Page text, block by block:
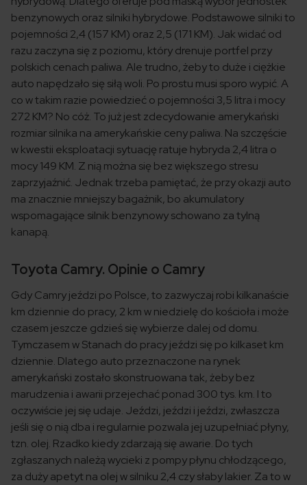
benzynowych oraz silniki hybrydowe. Podstawowe silniki to
pojemności 2,4 (157 KM) oraz 2,5 (171 KM). Jak widać od
razu zaczyna się z poziomu, który drenuje portfel przy
polskich cenach paliwa. Ale trudno, żeby to duże i ciężkie
auto napędzało się siłą woli. Po prostu musi sporo wypić. A
co w takim razie powiedzieć o pojemności 3,5 litra i mocy
272 KM? No cóż. To już jest zdecydowanie amerykański
rozmiar silnika na amerykańskie ceny paliwa. Na szczęście
w kwestii eksploatacji sytuację ratuje hybryda 2,4 litra o
mocy 149 KM. Z nią można się bez większego stresu
zaprzyjaźnić. Jednak trzeba pamiętać, że przy okazji auto
ma znacznie mniejszy bagażnik, bo akumulatory
wspomagające silnik benzynowy schowano za tylną
kanapą.
Toyota Camry. Opinie o Camry
Gdy Camry jeździ po Polsce, to zazwyczaj robi kilkanaście
km dziennie do pracy, 2 km w niedzielę do kościoła i może
czasem jeszcze gdzieś się wybierze dalej od domu.
Tymczasem w Stanach do pracy jeździ się po kilkaset km
dziennie. Dlatego auto przeznaczone na rynek
amerykański zostało skonstruowana tak, żeby bez
marudzenia i awarii przejechać ponad 300 tys. km. I to
oczywiście jej się udaje. Jeździ, jeździ i jeździ, zwłaszcza
jeśli się o nią dba i regularnie pozwala jej uzupełniać płyny,
tzn. olej. Rzadko kiedy zdarzają się awarie. Do tych
zgłaszanych należą wycieki z pompy płynu chłodzącego,
za duży apetyt na olej w silniku 2,4 czy słaby lakier. Za to w